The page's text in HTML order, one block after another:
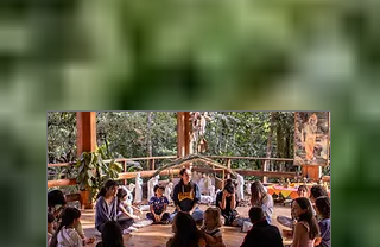
Programación
completa